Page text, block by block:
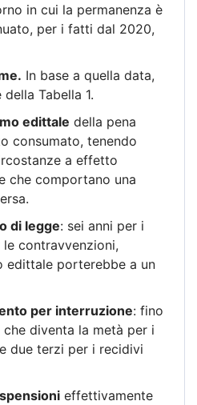
in cui la permanenza è
per i fatti dal 2020,
In base a quella data,
Tabella 1.
edittale della pena
consumato, tenendo
a effetto
che comportano una
di legge: sei anni per i
contravvenzioni,
edittale porterebbe a un
per interruzione: fino
diventa la metà per i
due terzi per i recidivi
effettivamente